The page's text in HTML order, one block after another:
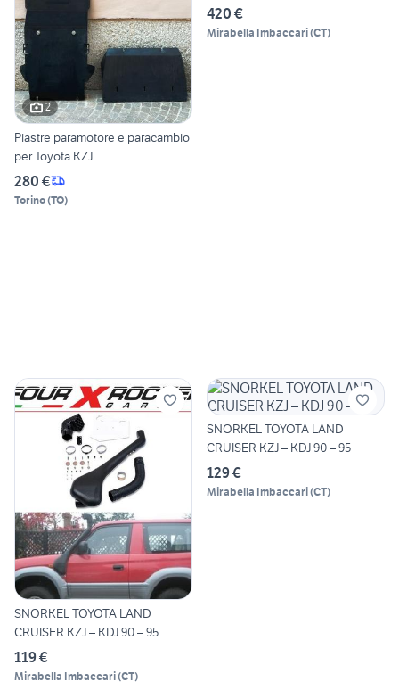
2
Piastre paramotore e paracambio
per Toyota KZJ
280 €
Torino(TO)
420 €
Mirabella Imbaccari(CT)
SNORKEL TOYOTA LAND
CRUISER KZJ – KDJ 90 – 95
119 €
Mirabella Imbaccari(CT)
SNORKEL TOYOTA LAND
CRUISER KZJ – KDJ 90 – 95
129 €
Mirabella Imbaccari(CT)